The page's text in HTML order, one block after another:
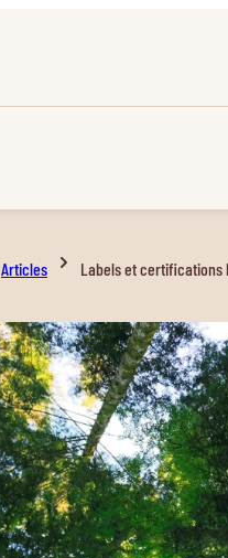
Articles Labels et certifications